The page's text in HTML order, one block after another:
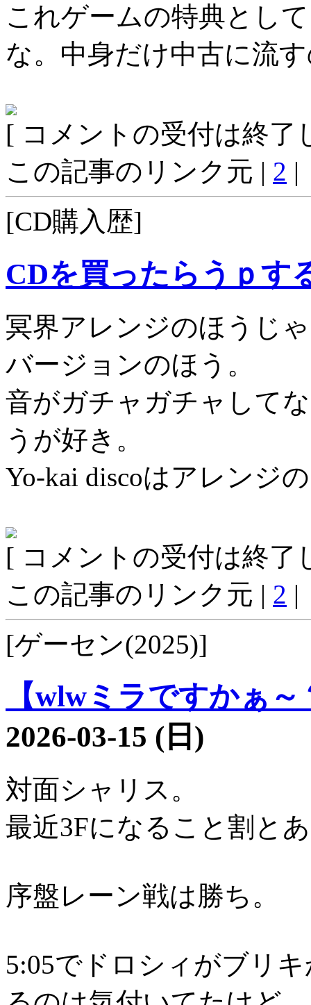
これゲームの特典とし
な。中身だけ中古に流
[ コメントの受付は終了
この記事のリンク元 | 2 |
[CD購入歴]
CDを買ったらうｐす
冥界アレンジのほうじ
バージョンのほう。
音がガチャガチャして
うが好き。
Yo-kai discoはアレンジ
[ コメントの受付は終了
この記事のリンク元 | 2 |
[ゲーセン(2025)]
【wlwミラですかぁ
2026-03-15 (日)
対面シャリス。
最近3Fになること割と
序盤レーン戦は勝ち。
5:05でドロシィがブリ